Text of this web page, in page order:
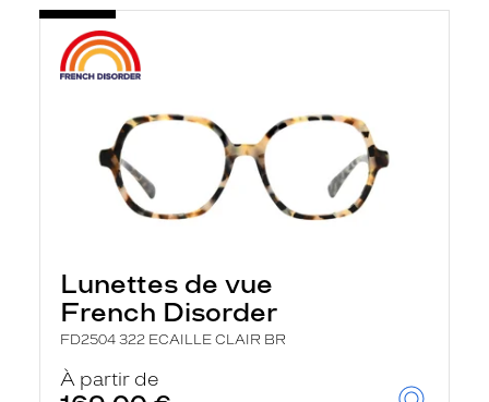
Lunettes de vue
French Disorder
FD2504 322 ECAILLE CLAIR BR
À partir de